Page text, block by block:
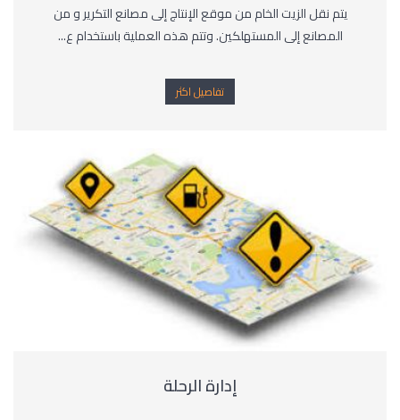
يتم نقل الزيت الخام من موقع الإنتاج إلى مصانع التكرير و من
المصانع إلى المستهلكين. وتتم هذه العملية باستخدام ع...
تفاصيل اكثر
إدارة الرحلة